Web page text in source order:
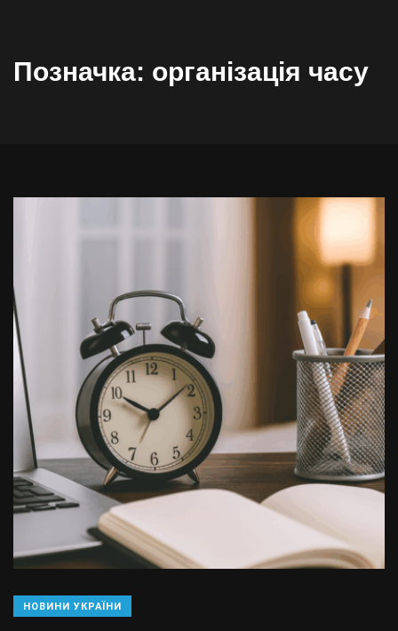
Позначка: організація часу
НОВИНИ УКРАЇНИ